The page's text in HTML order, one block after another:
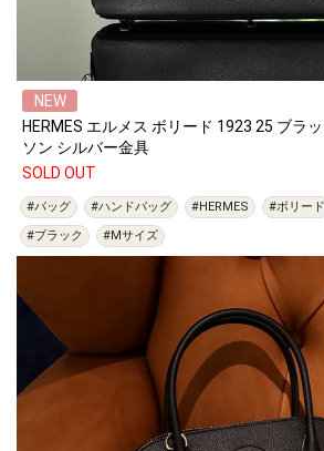
NEW
HERMES エルメス ボリード 1923 25 ブラ
ソン シルバー金具
SOLD OUT
#バッグ #ハンドバッグ #HERMES #ボリード
#ブラック
#Mサイズ